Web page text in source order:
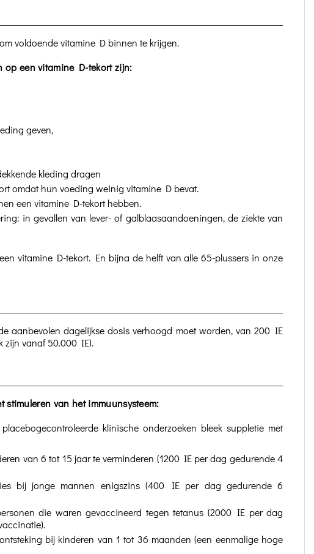
voldoende vitamine D binnen te krijgen.
op een vitamine D-tekort zijn:
geven,
kleding dragen
omdat hun voeding weinig vitamine D bevat.
een vitamine D-tekort hebben.
in gevallen van lever- of galblaasaandoeningen, de ziekte van
vitamine D-tekort. En bijna de helft van alle 65-plussers in onze
aanbevolen dagelijkse dosis verhoogd moet worden, van 200 IE
zijn vanaf 50.000 IE).
van het immuunsysteem:
klinische onderzoeken bleek suppletie met
van 6 tot 15 jaar te verminderen (1200 IE per dag gedurende 4
bij jonge mannen enigszins (400 IE per dag gedurende 6
die waren gevaccineerd tegen tetanus (2000 IE per dag
bij kinderen van 1 tot 36 maanden (een eenmalige hoge